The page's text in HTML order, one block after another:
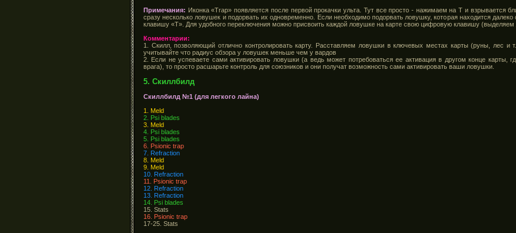
Примечания: Иконка «Trap» появляется после первой прокачки ульта. Тут все просто - нажимаем на Т и взрывается
сразу несколько ловушек и подорвать их одновременно. Если необходимо подорвать ловушку, которая находится
клавишу «Т». Для удобного переключения можно присвоить каждой ловушке на карте свою цифровую клавишу
Комментарии:
1. Скилл, позволяющий отлично контролировать карту. Расставляем ловушки в ключевых местах карты (руны, лес и
учитывайте что радиус обзора у ловушек меньше чем у вардов
2. Если не успеваете сами активировать ловушки (а ведь может потребоваться ее активация в другом конце карты,
врага), то просто расшарьте контроль для союзников и они получат возможность сами активировать ваши ловушки.
5. Скиллбилд
Скиллбилд №1 (для легкого лайна)
1. Meld
2. Psi blades
3. Meld
4. Psi blades
5. Psi blades
6. Psionic trap
7. Refraction
8. Meld
9. Meld
10. Refraction
11. Psionic trap
12. Refraction
13. Refraction
14. Psi blades
15. Stats
16. Psionic trap
17-25. Stats